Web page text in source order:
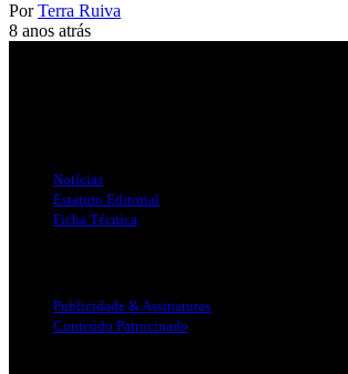
Por Terra Ruiva
8 anos atrás
Notícias
Estatuto Editorial
Ficha Técnica
Publicidade & Assinaturas
Conteúdo Patrocinado